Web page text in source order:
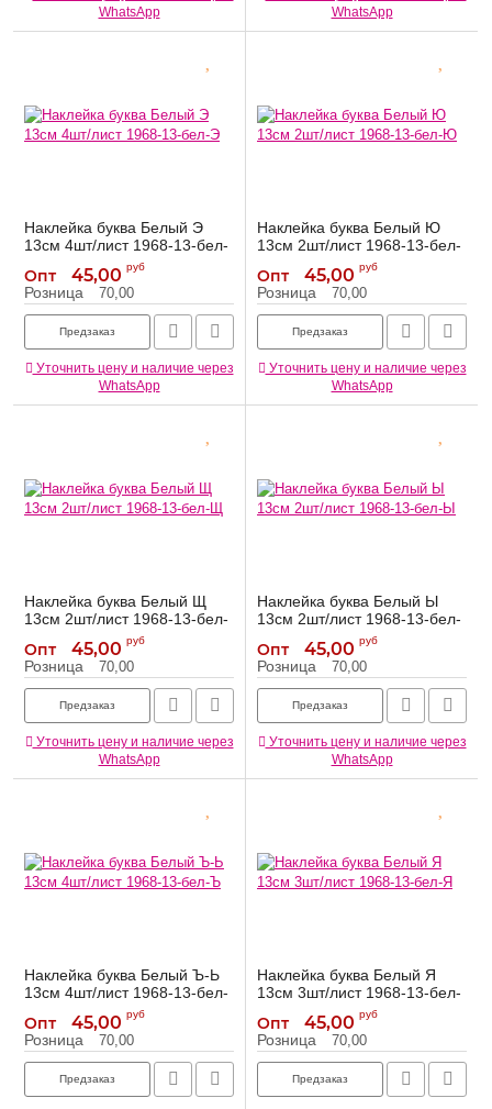
WhatsApp
WhatsApp
Наклейка буква Белый Э
13см 4шт/лист 1968-13-бел-
Артикул: 1968-13-бел-Э
Опт 45,00 руб
Розница 70,00
Предзаказ
Уточнить цену и наличие через
WhatsApp
Наклейка буква Белый Ю
13см 2шт/лист 1968-13-бел-
Артикул: 1968-13-бел-Ю
Опт 45,00 руб
Розница 70,00
Предзаказ
Уточнить цену и наличие через
WhatsApp
Наклейка буква Белый Щ
13см 2шт/лист 1968-13-бел-
Артикул: 1968-13-бел-Щ
Опт 45,00 руб
Розница 70,00
Предзаказ
Уточнить цену и наличие через
WhatsApp
Наклейка буква Белый Ы
13см 2шт/лист 1968-13-бел-
Артикул: 1968-13-бел-Ы
Опт 45,00 руб
Розница 70,00
Предзаказ
Уточнить цену и наличие через
WhatsApp
Наклейка буква Белый Ъ-Ь
13см 4шт/лист 1968-13-бел-
Артикул: 1968-13-бел-Ъ
Опт 45,00 руб
Розница 70,00
Предзаказ
Наклейка буква Белый Я
13см 3шт/лист 1968-13-бел-
Артикул: 1968-13-бел-Я
Опт 45,00 руб
Розница 70,00
Предзаказ